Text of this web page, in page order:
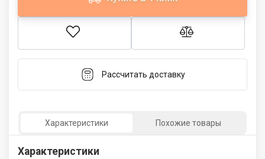
Рассчитать доставку
Характеристики Похожие товары
Характеристики